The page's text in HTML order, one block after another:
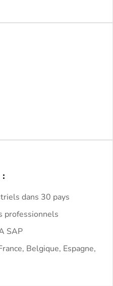
dans 30 pays
professionnels
SAP
Belgique, Espagne,